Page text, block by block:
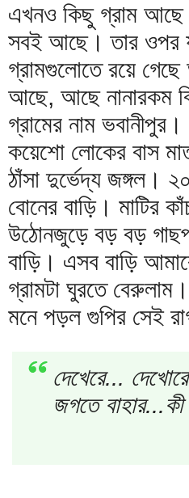
এখনও কিছু গ্রাম আছে
সবই আছে। তার ওপর
গ্রামগুলোতে রয়ে
আছে, আছে নানারকম
গ্রামের নাম
কয়েশো লোকের বাস
ঠাঁসা দুর্ভেদ্য জঙ্গল।
বোনের বাড়ি। মাটির
উঠোনজুড়ে বড় বড়
বাড়ি। এসব বাড়ি
গ্রামটা ঘুরতে
মনে পড়ল গুপির সেই
দেখেরে...
জগতে বাহার...কী